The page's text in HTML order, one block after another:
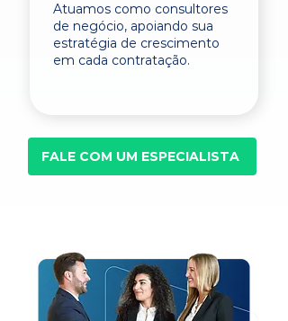
Atuamos como consultores
de negócio, apoiando sua
estratégia de crescimento
em cada contratação.
FALE COM UM ESPECIALISTA